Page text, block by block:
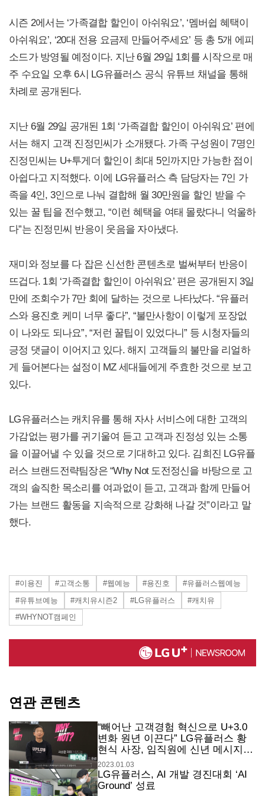
시즌 2에서는 ‘가족결합 할인이 아쉬워요’, ‘멤버쉽 혜택이
아쉬워요’, ‘20대 전용 요금제 만들어주세요’ 등 총 5개 에피
소드가 방영될 예정이다. 지난 6월 29일 1회를 시작으로 매
주 수요일 오후 6시 LG유플러스 공식 유튜브 채널을 통해
차례로 공개된다.
지난 6월 29일 공개된 1회 ‘가족결합 할인이 아쉬워요’ 편에
서는 해지 고객 진정민씨가 소개됐다. 가족 구성원이 7명인
진정민씨는 U+투게더 할인이 최대 5인까지만 가능한 점이
아쉽다고 지적했다. 이에 LG유플러스 측 담당자는 7인 가
족을 4인, 3인으로 나눠 결합해 월 30만원을 할인 받을 수
있는 꿀 팁을 전수했고, “이런 혜택을 여태 몰랐다니 억울하
다”는 진정민씨 반응이 웃음을 자아냈다.
재미와 정보를 다 잡은 신선한 콘텐츠로 벌써부터 반응이
뜨겁다. 1회 ‘가족결합 할인이 아쉬워요’ 편은 공개된지 3일
만에 조회수가 7만 회에 달하는 것으로 나타났다. “유플러
스와 용진호 케미 너무 좋다”, “불만사항이 이렇게 포장없
이 나와도 되나요”, “저런 꿀팁이 있었다니” 등 시청자들의
긍정 댓글이 이어지고 있다. 해지 고객들의 불만을 리얼하
게 들어본다는 설정이 MZ 세대들에게 주효한 것으로 보고
있다.
LG유플러스는 캐치유를 통해 자사 서비스에 대한 고객의
가감없는 평가를 귀기울여 듣고 고객과 진정성 있는 소통
을 이끌어낼 수 있을 것으로 기대하고 있다. 김희진 LG유플
러스 브랜드전략팀장은 “Why Not 도전정신을 바탕으로 고
객의 솔직한 목소리를 여과없이 듣고, 고객과 함께 만들어
가는 브랜드 활동을 지속적으로 강화해 나갈 것”이라고 말
했다.
#이용진 #고객소통 #웹예능 #용진호
#유플러스웹예능
#유튜브예능
#캐치유시즌2 #LG유플러스
#캐치유
#WHYNOT캠페인
연관 콘텐츠
“빼어난 고객경험 혁신으로 U+3.0
변화 원년 이끈다” LG유플러스 황
현식 사장, 임직원에 신년 메시지
전달
2023.01.03
LG유플러스, AI 개발 경진대회 ‘AI
Ground’ 성료